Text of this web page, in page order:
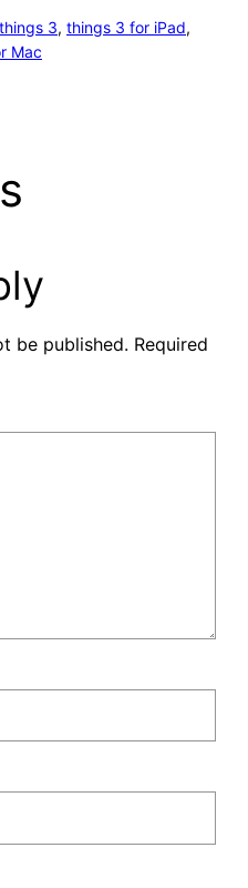
things 3, things 3 for iPad
Mac
be published. Required